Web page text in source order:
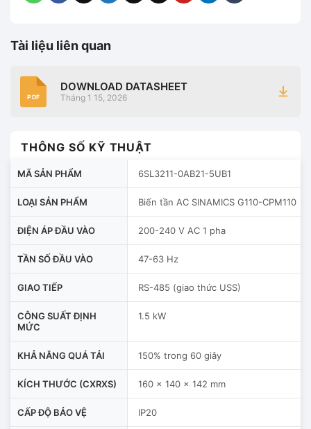
Tài liệu liên quan
PDF
DOWNLOAD DATASHEET
Tháng 1 15, 2026
THÔNG SỐ KỸ THUẬT
MÃ SẢN PHẨM 6SL3211-0AB21-5UB1
LOẠI SẢN PHẨM Biến tần AC SINAMICS G110-CPM110
ĐIỆN ÁP ĐẦU VÀO 200-240 V AC 1 pha
TẦN SỐ ĐẦU VÀO 47-63 Hz
GIAO TIẾP RS-485 (giao thức USS)
CÔNG SUẤT ĐỊNH
MỨC
1.5 kW
KHẢ NĂNG QUÁ TẢI 150% trong 60 giây
KÍCH THƯỚC (CXRXS) 160 x 140 x 142 mm
CẤP ĐỘ BẢO VỆ IP20